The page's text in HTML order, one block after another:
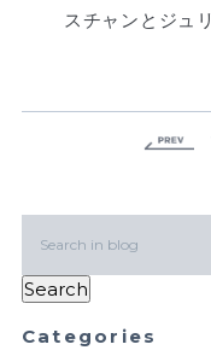
スチャンとジュ
Categories